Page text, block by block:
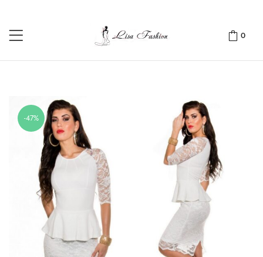
0
-47%